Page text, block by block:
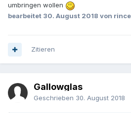
umbringen wollen
bearbeitet 30. August 2018 von rince
Zitieren
Gallowglas
Geschrieben 30. August 2018